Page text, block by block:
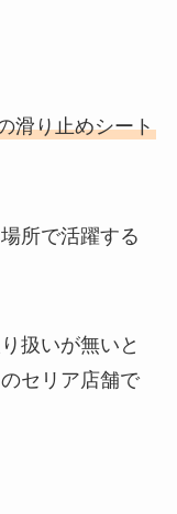
滑り止めシート
所で活躍する
扱いが無いと
セリア店舗で